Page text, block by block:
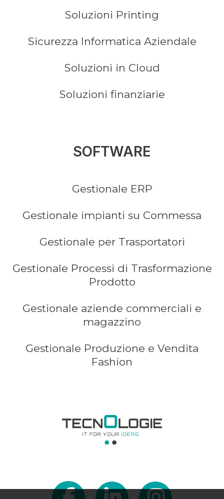
Soluzioni Printing
Sicurezza Informatica Aziendale
Soluzioni in Cloud
Soluzioni finanziarie
SOFTWARE
Gestionale ERP
Gestionale impianti su Commessa
Gestionale per Trasportatori
Gestionale Processi di Trasformazione
Prodotto
Gestionale aziende commerciali e
magazzino
Gestionale Produzione e Vendita
Fashion